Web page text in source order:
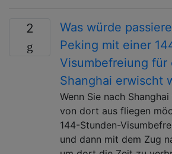
2
Was würde
Peking mit einer
Visumbefreiung für
Shanghai erwischt
Wenn Sie nach
von dort aus fliegen
144-Stunden-
und dann mit dem Zug